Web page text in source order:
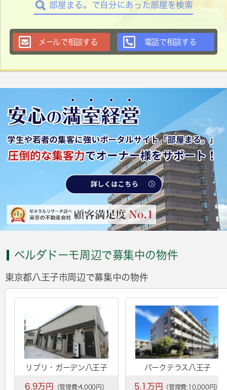
部屋まる。で自分にあった部屋を検索
メールで相談する 電話で相談する
ベルダドーモ周辺で募集中の物件
東京都八王子市周辺で募集中の物件
リブリ・ガーデン八王子
6.9万円 （管理費:4,000円）
パークテラス八王子
5.1万円 （管理費:10,000円）